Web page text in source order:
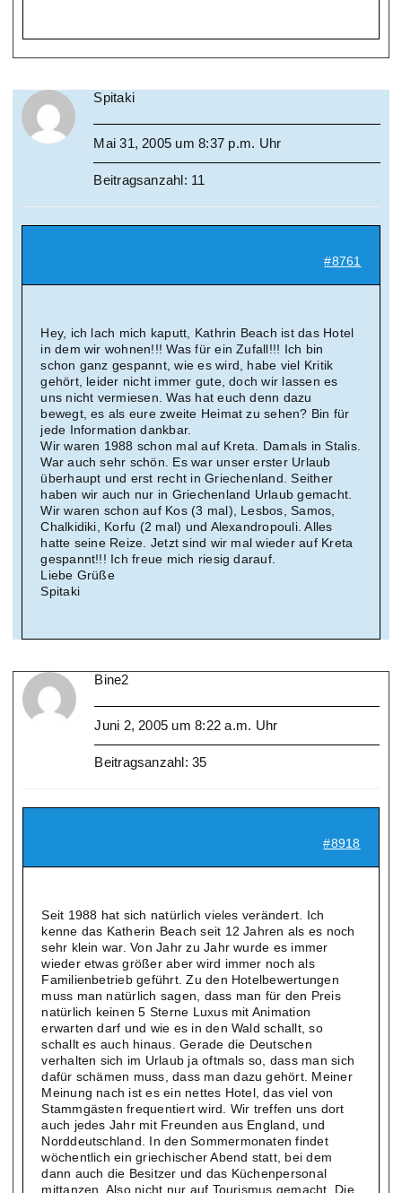
Spitaki
Mai 31, 2005 um 8:37 p.m. Uhr
Beitragsanzahl: 11
#8761
Hey, ich lach mich kaputt, Kathrin Beach ist das Hotel
in dem wir wohnen!!! Was für ein Zufall!!! Ich bin
schon ganz gespannt, wie es wird, habe viel Kritik
gehört, leider nicht immer gute, doch wir lassen es
uns nicht vermiesen. Was hat euch denn dazu
bewegt, es als eure zweite Heimat zu sehen? Bin für
jede Information dankbar.
Wir waren 1988 schon mal auf Kreta. Damals in Stalis.
War auch sehr schön. Es war unser erster Urlaub
überhaupt und erst recht in Griechenland. Seither
haben wir auch nur in Griechenland Urlaub gemacht.
Wir waren schon auf Kos (3 mal), Lesbos, Samos,
Chalkidiki, Korfu (2 mal) und Alexandropouli. Alles
hatte seine Reize. Jetzt sind wir mal wieder auf Kreta
gespannt!!! Ich freue mich riesig darauf.
Liebe Grüße
Spitaki
Bine2
Juni 2, 2005 um 8:22 a.m. Uhr
Beitragsanzahl: 35
#8918
Seit 1988 hat sich natürlich vieles verändert. Ich
kenne das Katherin Beach seit 12 Jahren als es noch
sehr klein war. Von Jahr zu Jahr wurde es immer
wieder etwas größer aber wird immer noch als
Familienbetrieb geführt. Zu den Hotelbewertungen
muss man natürlich sagen, dass man für den Preis
natürlich keinen 5 Sterne Luxus mit Animation
erwarten darf und wie es in den Wald schallt, so
schallt es auch hinaus. Gerade die Deutschen
verhalten sich im Urlaub ja oftmals so, dass man sich
dafür schämen muss, dass man dazu gehört. Meiner
Meinung nach ist es ein nettes Hotel, das viel von
Stammgästen frequentiert wird. Wir treffen uns dort
auch jedes Jahr mit Freunden aus England, und
Norddeutschland. In den Sommermonaten findet
wöchentlich ein griechischer Abend statt, bei dem
dann auch die Besitzer und das Küchenpersonal
mittanzen. Also nicht nur auf Tourismus gemacht. Die